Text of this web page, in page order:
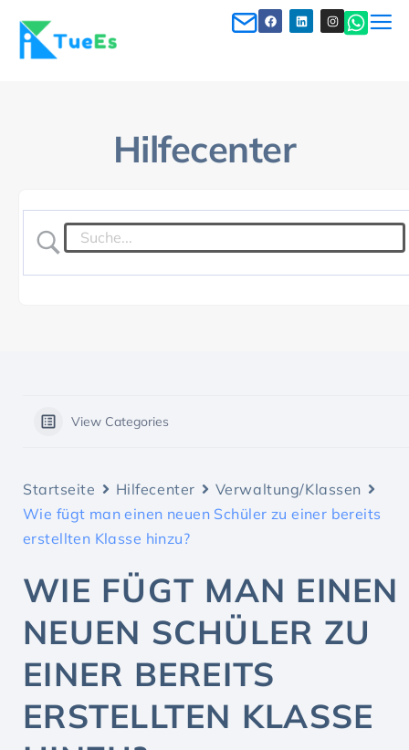
Hilfecenter
View Categories
Startseite Hilfecenter
Verwaltung/Klassen
Wie fügt man einen neuen Schüler zu einer bereits
erstellten Klasse hinzu?
WIE FÜGT MAN EINEN
NEUEN SCHÜLER ZU
EINER BEREITS
ERSTELLTEN KLASSE